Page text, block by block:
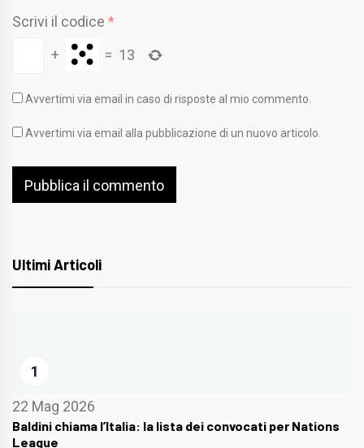
Scrivi il codice *
+
= 13
Avvertimi via email in caso di risposte al mio commento.
Avvertimi via email alla pubblicazione di un nuovo articolo.
Ultimi Articoli
1
22 Mag 2026
Baldini chiama l’Italia: la lista dei convocati per Nations
League